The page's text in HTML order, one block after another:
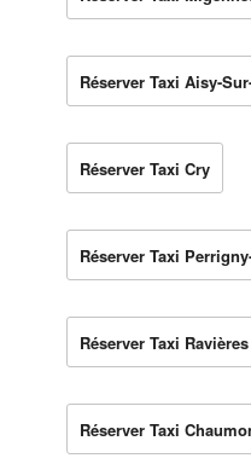
Réserver Taxi Aisy-
Réserver Taxi Cry
Réserver Taxi
Réserver Taxi Ravières
Réserver Taxi